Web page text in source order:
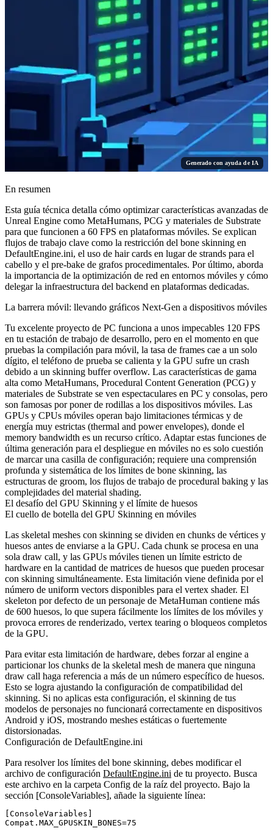
Generado con ayuda de IA
En resumen
Esta guía técnica detalla cómo optimizar características avanzadas de
Unreal Engine como MetaHumans, PCG y materiales de Substrate
para que funcionen a 60 FPS en plataformas móviles. Se explican
flujos de trabajo clave como la restricción del bone skinning en
DefaultEngine.ini, el uso de hair cards en lugar de strands para el
cabello y el pre-bake de grafos procedimentales. Por último, aborda
la importancia de la optimización de red en entornos móviles y cómo
delegar la infraestructura del backend en plataformas dedicadas.
La barrera móvil: llevando gráficos Next-Gen a dispositivos móviles
Tu excelente proyecto de PC funciona a unos impecables 120 FPS
en tu estación de trabajo de desarrollo, pero en el momento en que
pruebas la compilación para móvil, la tasa de frames cae a un solo
dígito, el teléfono de prueba se calienta y la GPU sufre un crash
debido a un skinning buffer overflow. Las características de gama
alta como MetaHumans, Procedural Content Generation (PCG) y
materiales de Substrate se ven espectaculares en PC y consolas, pero
son famosas por poner de rodillas a los dispositivos móviles. Las
GPUs y CPUs móviles operan bajo limitaciones térmicas y de
energía muy estrictas (thermal and power envelopes), donde el
memory bandwidth es un recurso crítico. Adaptar estas funciones de
última generación para el despliegue en móviles no es solo cuestión
de marcar una casilla de configuración; requiere una comprensión
profunda y sistemática de los límites de bone skinning, las
estructuras de groom, los flujos de trabajo de procedural baking y las
complejidades del material shading.
El desafío del GPU Skinning y el límite de huesos
El cuello de botella del GPU Skinning en móviles
Las skeletal meshes con skinning se dividen en chunks de vértices y
huesos antes de enviarse a la GPU. Cada chunk se procesa en una
sola draw call, y las GPUs móviles tienen un límite estricto de
hardware en la cantidad de matrices de huesos que pueden procesar
con skinning simultáneamente. Esta limitación viene definida por el
número de uniform vectors disponibles para el vertex shader. El
skeleton por defecto de un personaje de MetaHuman contiene más
de 600 huesos, lo que supera fácilmente los límites de los móviles y
provoca errores de renderizado, vertex tearing o bloqueos completos
de la GPU.
Para evitar esta limitación de hardware, debes forzar al engine a
particionar los chunks de la skeletal mesh de manera que ninguna
draw call haga referencia a más de un número específico de huesos.
Esto se logra ajustando la configuración de compatibilidad del
skinning. Si no aplicas esta configuración, el skinning de tus
modelos de personajes no funcionará correctamente en dispositivos
Android y iOS, mostrando meshes estáticas o fuertemente
distorsionadas.
Configuración de DefaultEngine.ini
Para resolver los límites del bone skinning, debes modificar el
archivo de configuración DefaultEngine.ini de tu proyecto. Busca
este archivo en la carpeta Config de la raíz del proyecto. Bajo la
sección [ConsoleVariables], añade la siguiente línea:
[ConsoleVariables]